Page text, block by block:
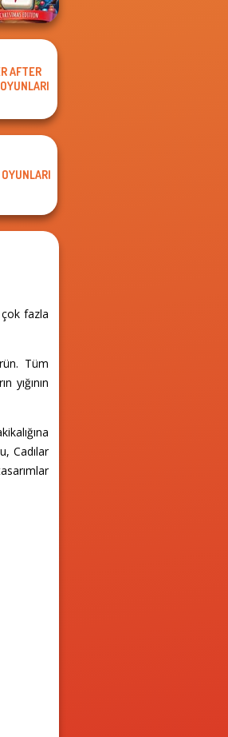
at
Home -
Ed...
AFTER
çok fazla
Tüm
yığının
Cadılar